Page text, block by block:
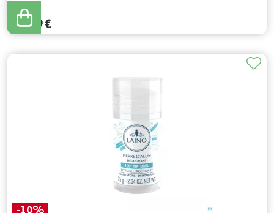
15,99
14,39€